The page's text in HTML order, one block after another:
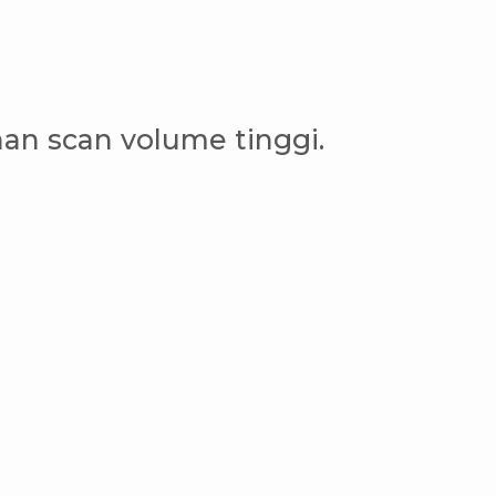
scan volume tinggi.